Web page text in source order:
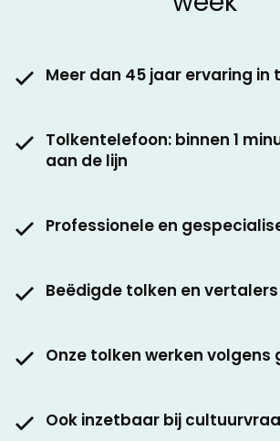
Meer dan 45 jaar ervaring in
Tolkentelefoon: binnen 1
aan de lijn
Professionele en
Beëdigde tolken en
Onze tolken werken
Ook inzetbaar bij